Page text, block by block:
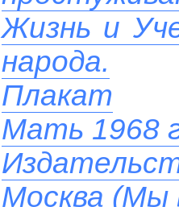
Жизнь и
народа.
Плакат
Мать 1968
Москва (Мы